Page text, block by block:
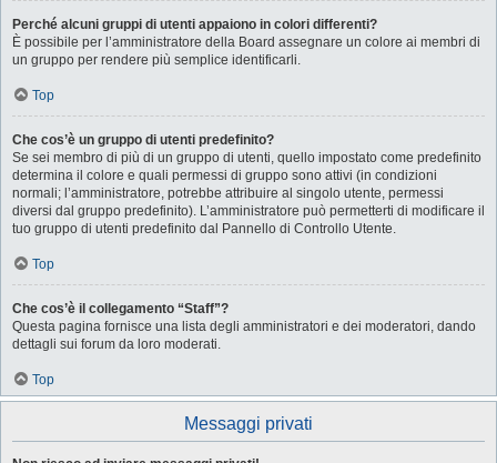
Perché alcuni gruppi di utenti appaiono in colori differenti?
È possibile per l’amministratore della Board assegnare un colore ai membri di
un gruppo per rendere più semplice identificarli.
Top
Che cos’è un gruppo di utenti predefinito?
Se sei membro di più di un gruppo di utenti, quello impostato come predefinito
determina il colore e quali permessi di gruppo sono attivi (in condizioni
normali; l’amministratore, potrebbe attribuire al singolo utente, permessi
diversi dal gruppo predefinito). L’amministratore può permetterti di modificare il
tuo gruppo di utenti predefinito dal Pannello di Controllo Utente.
Top
Che cos’è il collegamento “Staff”?
Questa pagina fornisce una lista degli amministratori e dei moderatori, dando
dettagli sui forum da loro moderati.
Top
Messaggi privati